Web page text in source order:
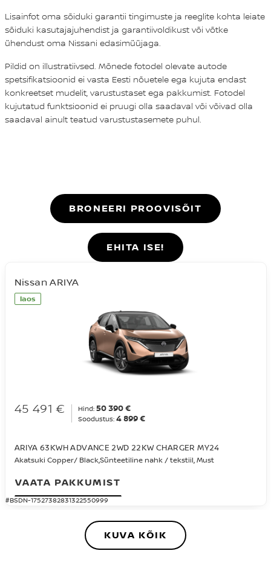
Lisainfot oma sõiduki garantii tingimuste ja reeglite kohta leiate
sõiduki kasutajajuhendist ja garantiivoldikust või võtke
ühendust oma Nissani edasimüüjaga.
Pildid on illustratiivsed. Mõnede fotodel olevate autode
spetsifikatsioonid ei vasta Eesti nõuetele ega kujuta endast
konkreetset mudelit, varustustaset ega pakkumist. Fotodel
kujutatud funktsioonid ei pruugi olla saadaval või võivad olla
saadaval ainult teatud varustustasemete puhul.
BRONEERI PROOVISÕIT
EHITA ISE!
laos
Nissan ARIYA
#BSDN-17527382831322550999
45 491 € Hind: 50 390 €
Soodustus: 4 899 €
ARIYA 63KWH ADVANCE 2WD 22KW CHARGER MY24
Akatsuki Copper/ Black,Sünteetiline nahk / tekstiil, Must
VAATA PAKKUMIST
KUVA KÕIK